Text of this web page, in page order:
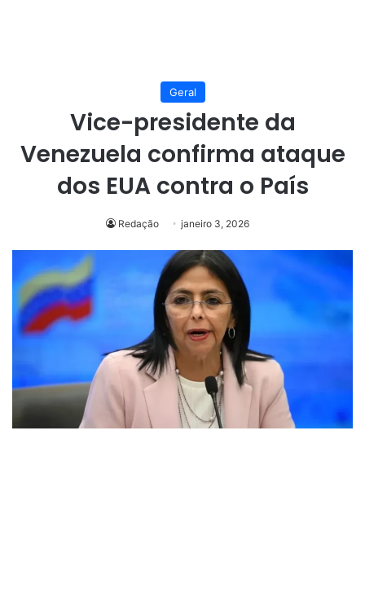
Geral
Vice-presidente da
Venezuela confirma ataque
dos EUA contra o País
Redação janeiro 3, 2026